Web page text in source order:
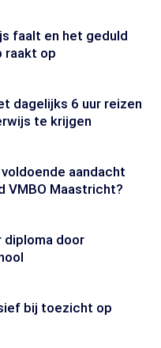
faalt en het geduld
raakt op
dagelijks 6 uur reizen
te krijgen
aandacht
VMBO Maastricht?
diploma door
bij toezicht op